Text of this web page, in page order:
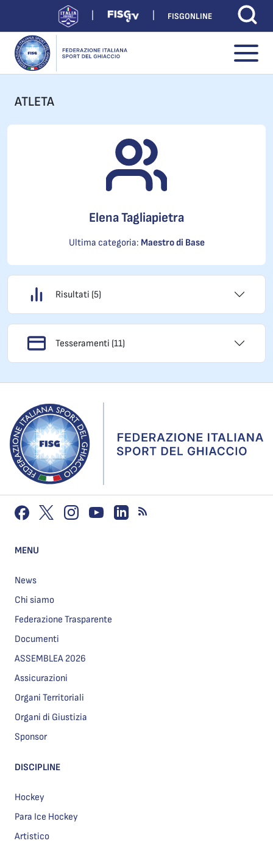
FISGONLINE
ATLETA
Elena Tagliapietra
Ultima categoria: Maestro di Base
Risultati (5)
Tesseramenti (11)
MENU
News
Chi siamo
Federazione Trasparente
Documenti
ASSEMBLEA 2026
Assicurazioni
Organi Territoriali
Organi di Giustizia
Sponsor
DISCIPLINE
Hockey
Para Ice Hockey
Artistico